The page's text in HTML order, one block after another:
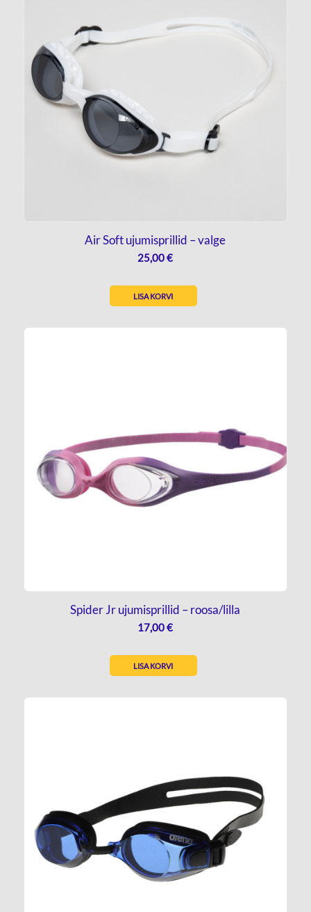
Air Soft ujumisprillid – valge
25,00€
LISA KORVI
Spider Jr ujumisprillid – roosa/lilla
17,00€
LISA KORVI